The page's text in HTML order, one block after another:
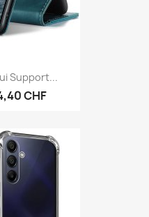
Support...
CHF